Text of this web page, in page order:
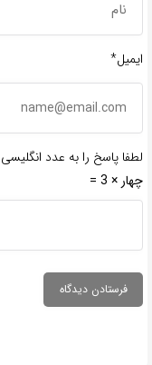
ایمیل*
لطفا پاسخ را به عدد
چهار × 3 =